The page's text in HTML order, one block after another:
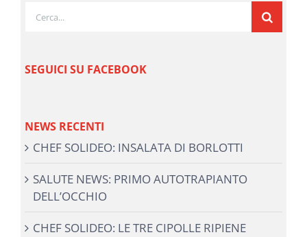
SEGUICI SU FACEBOOK
NEWS RECENTI
CHEF SOLIDEO: INSALATA DI BORLOTTI
SALUTE NEWS: PRIMO AUTOTRAPIANTO
DELL’OCCHIO
CHEF SOLIDEO: LE TRE CIPOLLE RIPIENE